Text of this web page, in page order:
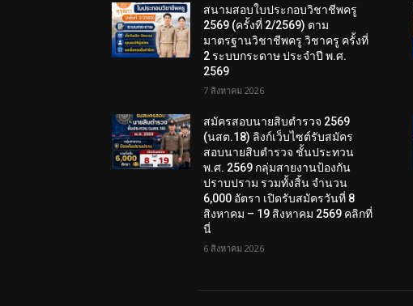
สนามสอบใบประกอบวิชาชีพครู
2569 (ครั้งที่ 2/2569) ตาม
มาตรฐานวิชาชีพครู วิชาครู ครั้งที่
2 ระบบกระดาษ ประจำปี พ.ศ.
2569
7 สิงหาคม 2026
สมัครสอบนายสิบตำรวจ 2569
(นสต.18) ลิงก์เว็บไซต์รับสมัคร
สอบนายสิบตำรวจ ชั้นประทวน
พ.ศ. 2569 กลุ่มสายงานป้องกัน
ปราบปราม รวมทั้งสิ้น จำนวน
6,000 อัตรา เปิดรับสมัครวันที่ 8
สิงหาคม – 19 สิงหาคม 2569 คลิกที่
นี่
6 สิงหาคม 2026